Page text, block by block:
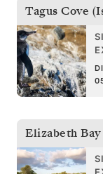
Tagus Cove
Elizabeth Bay